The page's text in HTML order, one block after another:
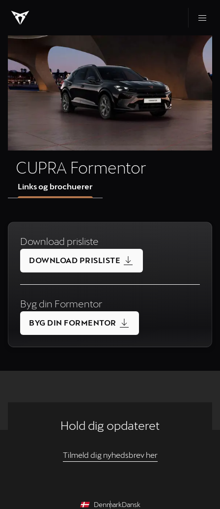
CUPRA Formentor
Links og brochuerer
Download prisliste
DOWNLOAD PRISLISTE
Byg din Formentor
BYG DIN FORMENTOR
Hold dig opdateret
Tilmeld dig nyhedsbrev her
DenmarkDansk